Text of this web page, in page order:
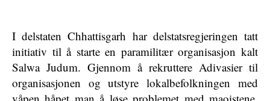
I delstaten Chhattisgarh har delstatsregjeringen tatt
initiativ til å starte en paramilitær organisasjon kalt
Salwa Judum. Gjennom å rekruttere Adivasier til
organisasjonen og utstyre lokalbefolkningen med